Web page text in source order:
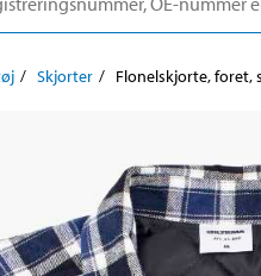
Skjorter Flonelskjorte, foret,